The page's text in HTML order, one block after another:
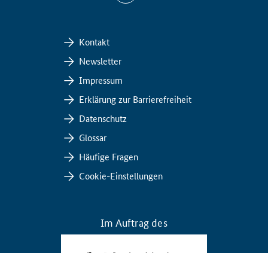
Kontakt
Newsletter
Impressum
Erklärung zur Barrierefreiheit
Datenschutz
Glossar
Häufige Fragen
Cookie-Einstellungen
Im Auftrag des